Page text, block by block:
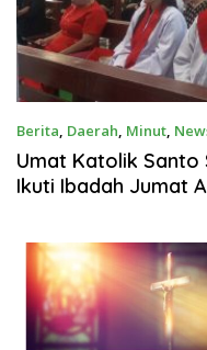
Berita, Daerah, Minut,
2026
‎Umat Katolik Santo
Ikuti Ibadah Jumat